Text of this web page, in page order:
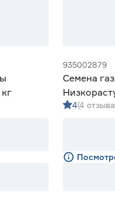
935002879
Семена
4(4